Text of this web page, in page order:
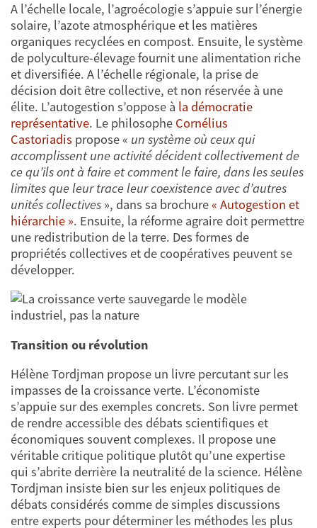
A l’échelle locale, l’agroécologie s’appuie sur l’énergie
solaire, l’azote atmosphérique et les matières
organiques recyclées en compost. Ensuite, le système
de polyculture-élevage fournit une alimentation riche
et diversifiée. A l’échelle régionale, la prise de
décision doit être collective, et non réservée à une
élite. L’autogestion s’oppose à la démocratie
représentative. Le philosophe Cornélius
Castoriadis propose « un système où ceux qui
accomplissent une activité décident collectivement de
ce qu’ils ont à faire et comment le faire, dans les seules
limites que leur trace leur coexistence avec d’autres
unités collectives », dans sa brochure« Autogestion et
hiérarchie ». Ensuite, la réforme agraire doit permettre
une redistribution de la terre. Des formes de
propriétés collectives et de coopératives peuvent se
développer.
Transition ou révolution
Hélène Tordjman propose un livre percutant sur les
impasses de la croissance verte. L’économiste
s’appuie sur des exemples concrets. Son livre permet
de rendre accessible des débats scientifiques et
économiques souvent complexes. Il propose une
véritable critique politique plutôt qu’une expertise
qui s’abrite derrière la neutralité de la science. Hélène
Tordjman insiste bien sur les enjeux politiques de
débats considérés comme de simples discussions
entre experts pour déterminer les méthodes les plus